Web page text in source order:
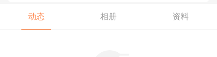
动态 相册 资料